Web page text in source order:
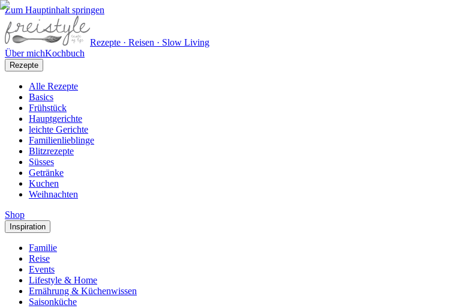
Zum Hauptinhalt springen
Rezepte · Reisen · Slow Living
Über michKochbuch
Rezepte
Alle Rezepte
Basics
Frühstück
Hauptgerichte
leichte Gerichte
Familienlieblinge
Blitzrezepte
Süsses
Getränke
Kuchen
Weihnachten
Shop
Inspiration
Familie
Reise
Events
Lifestyle & Home
Ernährung & Küchenwissen
Saisonküche